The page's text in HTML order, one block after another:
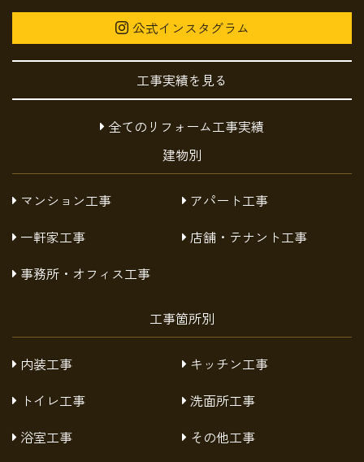
公式インスタグラム
工事実績を見る
全てのリフォーム工事実績
建物別
マンション工事
アパート工事
一軒家工事
店舗・テナント工事
事務所・オフィス工事
工事箇所別
内装工事
キッチン工事
トイレ工事
洗面所工事
浴室工事
その他工事